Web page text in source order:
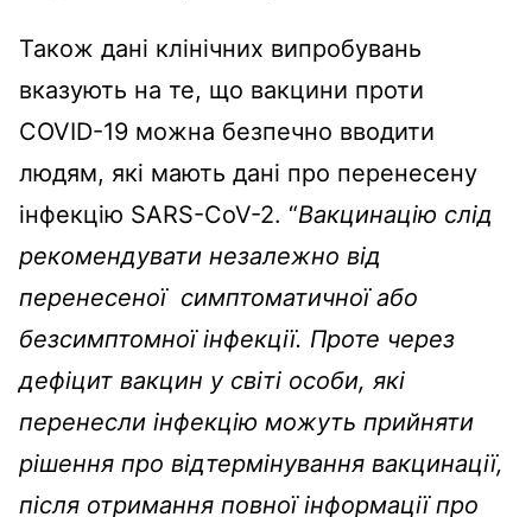
Також дані клінічних випробувань
вказують на те, що вакцини проти
COVID-19 можна безпечно вводити
людям, які мають дані про перенесену
інфекцію SARS-CoV-2. “Вакцинацію слід
рекомендувати незалежно від
перенесеної симптоматичної або
безсимптомної інфекції. Проте через
дефіцит вакцин у світі особи, які
перенесли інфекцію можуть прийняти
рішення про відтермінування вакцинації,
після отримання повної інформації про